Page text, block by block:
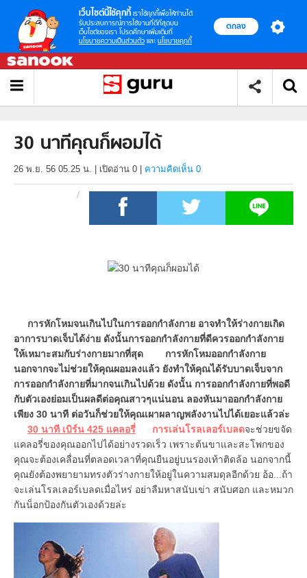
เว็บไซต์นี้ใช้คุกกี้ เราใช้คุกกี้เพื่อให้ท่านได้
รับประสบการณ์การใช้งานที่ดีที่สุดบน
เว็บไซต์ของเรา โปรดศึกษาเพิ่มเติมที่
นโยบายความเป็นส่วนตัว และ นโยบายคุกกี้
ตกลง
30 นาทีคุณก็ผอมได้
26 พ.ย. 56 05.25 น. เปิดอ่าน 0 ความคิดเห็น 0
การหักโหมจนเกินไปในการออกกำลังกาย อาจทำให้ร่างกายเกิด
อาการบาดเจ็บได้ง่าย ดังนั้นการออกกำลังกายที่ดีควรออกกำลังกาย
ให้เหมาะสมกับร่างกายมากที่สุด
การหักโหมออกกำลังกาย
นอกจากจะไม่ช่วยให้คุณผอมลงแล้ว ยังทำให้คุณได้รับบาดเจ็บจาก
การออกกำลังกายที่มากจนเกินไปด้วย ดังนั้น การออกกำลังกายที่พอดี
กับตัวเองย่อมเป็นผลดีต่อคุณสาวๆแน่นอน ลองหันมาออกกำลังกาย
เพียง 30 นาที ต่อวันก็ช่วยให้คุณเผาผลาญพลังงานไปได้เยอะแล้วล่ะ
30 นาที เบิร์น 425 แคลอรี่
การเล่นโรลเลอร์เบลดจะช่วยขจัด
แคลอรี่ของคุณออกไปได้อย่างรวดเร็ว เพราะต้นขาและสะโพกของ
คุณจะต้องเคลื่อนที่ตลอดเวลาที่คุณยืนอยู่บนรองเท้าติดล้อ นอกจากนี้
คุณยังต้องพยายามทรงตัวร่างกายให้อยู่ในความสมดุลอีกด้วย อ้อ...ถ้า
จะเล่นโรลเลอร์เบลดเมื่อไหร่ อย่าลืมหาสนับเข่า สนับศอก และหมวก
กันน็อกป้องกันตัวเองด้วยล่ะ